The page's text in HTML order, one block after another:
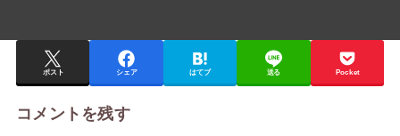
ポスト シェア はてブ 送る Pocket
コメントを残す